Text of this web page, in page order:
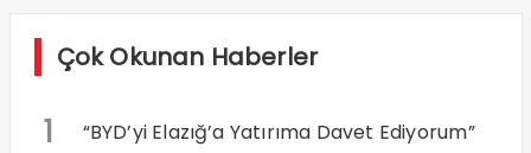
Çok Okunan Haberler
1 “BYD’yi Elazığ’a Yatırıma Davet Ediyorum”